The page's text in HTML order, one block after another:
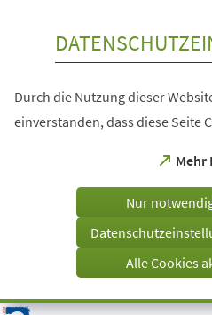
Visuelle
Durch die Nutzung dieser
einverstanden, dass diese Seite
Mehr
(Öffnet
einem
Tab)
Nur
Alle Cookies